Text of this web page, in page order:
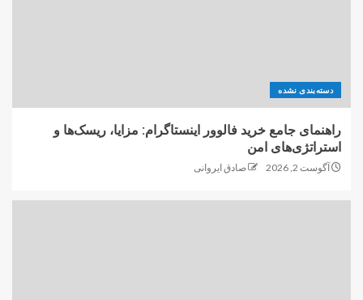
دسته‌بندی نشده
راهنمای جامع خرید فالوور اینستاگرام: مزایا، ریسک‌ها و
استراتژی‌های امن
آگوست 2, 2026 صادق ایروانی